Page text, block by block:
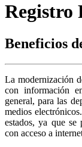
Registro
Beneficios
La modernización
con información
general, para las
medios
estados, ya que se
con acceso a